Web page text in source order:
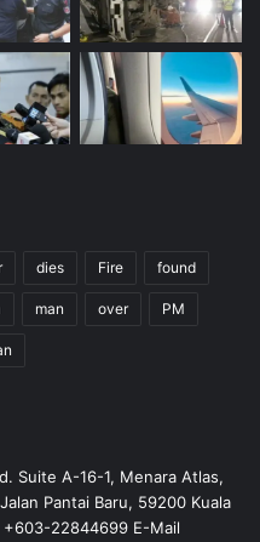
dies Fire found
man over PM
Suite A-16-1, Menara Atlas,
Pantai Baru, 59200 Kuala
22844699 E-Mail